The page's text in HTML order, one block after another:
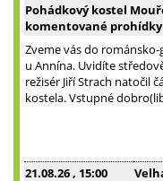
Pohádkový kostel
komentované
Zveme vás do
u Annína. Uvidíte
režisér Jiří Strach natočil
kostela. Vstupné
21.08.26 , 15:00